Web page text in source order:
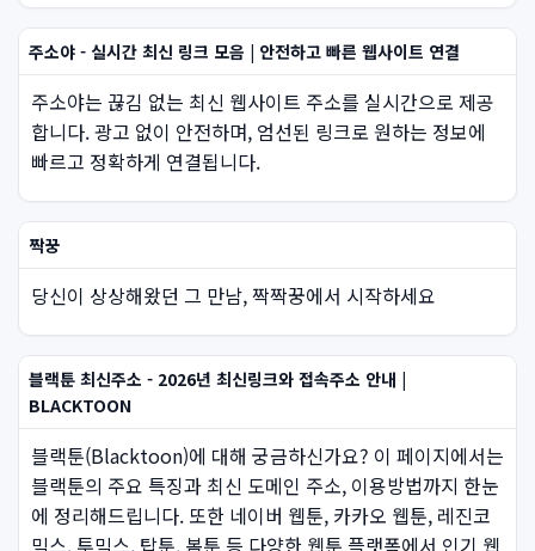
주소야 - 실시간 최신 링크 모음 | 안전하고 빠른 웹사이트 연결
주소야는 끊김 없는 최신 웹사이트 주소를 실시간으로 제공
합니다. 광고 없이 안전하며, 엄선된 링크로 원하는 정보에
빠르고 정확하게 연결됩니다.
짝꿍
당신이 상상해왔던 그 만남, 짝짝꿍에서 시작하세요
블랙툰 최신주소 - 2026년 최신링크와 접속주소 안내 |
BLACKTOON
블랙툰(Blacktoon)에 대해 궁금하신가요? 이 페이지에서는
블랙툰의 주요 특징과 최신 도메인 주소, 이용방법까지 한눈
에 정리해드립니다. 또한 네이버 웹툰, 카카오 웹툰, 레진코
믹스, 투믹스, 탑툰, 봄툰 등 다양한 웹툰 플랫폼에서 인기 웹